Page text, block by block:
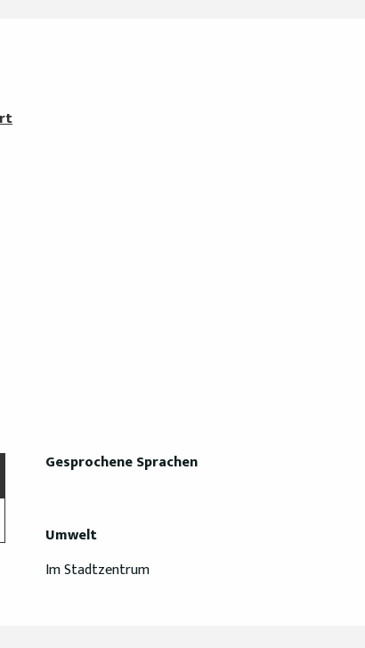
Gesprochene Sprachen
Gesprochene Sprachen
Umwelt
Umwelt
Im Stadtzentrum